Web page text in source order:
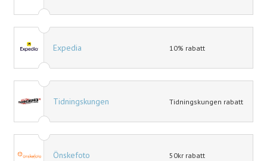
Expedia 10% rabatt
Tidningskungen Tidningskungen rabatt
Önskefoto 50kr rabatt